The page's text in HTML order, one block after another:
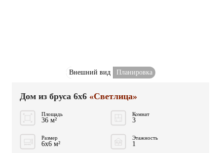
Внешний вид Планировка
Дом из бруса 6x6 «Светлица»
Площадь
36 м²
Комнат
3
Размер
6x6 м²
Этажность
1